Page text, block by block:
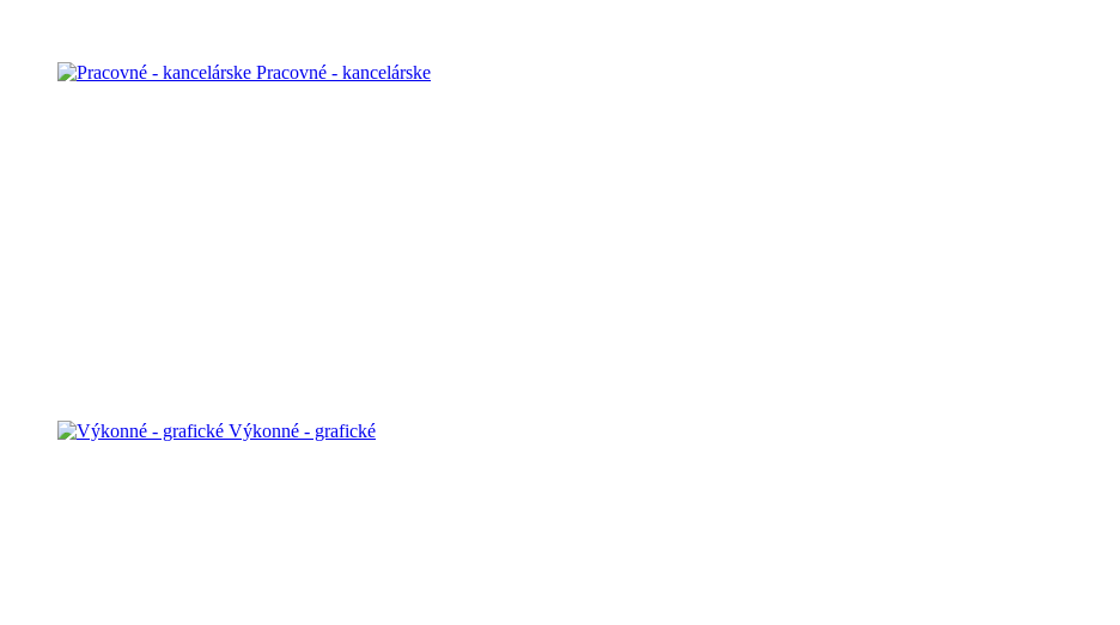
Pracovné - kancelárske
Výkonné - grafické